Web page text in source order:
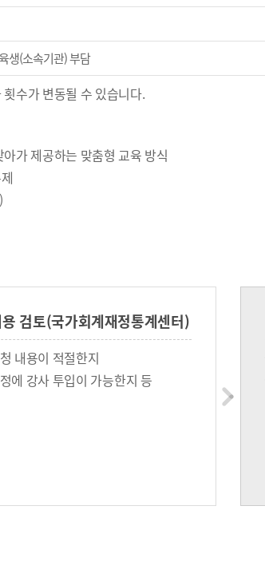
생(소속기관) 부담
수가 변동될 수 있습니다.
가 제공하는 맞춤형 교육 방식
검토(국가회계재정통계센터)
내용이 적절한지
에 강사 투입이 가능한지 등